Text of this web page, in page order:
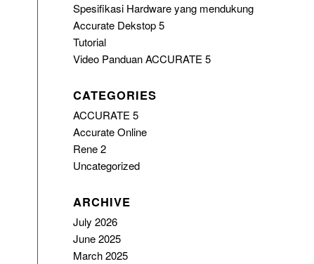
Spesifikasi Hardware yang mendukung
Accurate Dekstop 5
Tutorial
Video Panduan ACCURATE 5
CATEGORIES
ACCURATE 5
Accurate Online
Rene 2
Uncategorized
ARCHIVE
July 2026
June 2025
March 2025